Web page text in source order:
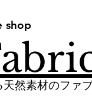
shop
然素材のファ